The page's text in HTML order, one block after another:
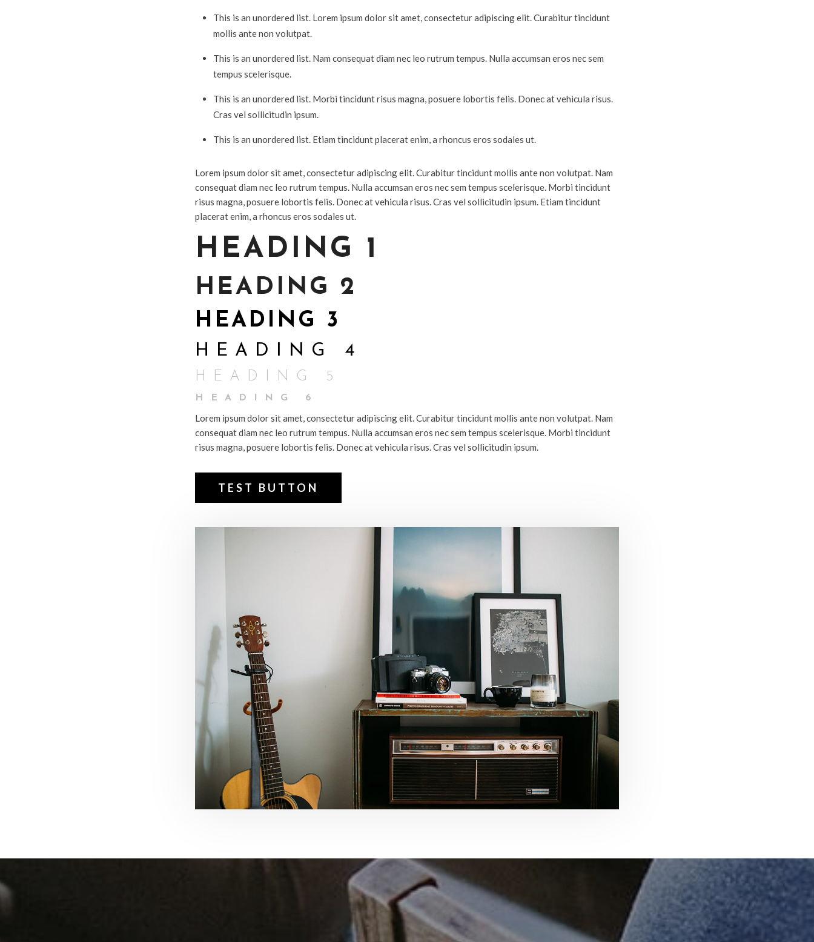
This is an unordered list. Lorem ipsum dolor sit amet, consectetur adipiscing elit. Curabitur tincidunt
mollis ante non volutpat.
This is an unordered list. Nam consequat diam nec leo rutrum tempus. Nulla accumsan eros nec sem
tempus scelerisque.
This is an unordered list. Morbi tincidunt risus magna, posuere lobortis felis. Donec at vehicula risus.
Cras vel sollicitudin ipsum.
This is an unordered list. Etiam tincidunt placerat enim, a rhoncus eros sodales ut.
Lorem ipsum dolor sit amet, consectetur adipiscing elit. Curabitur tincidunt mollis ante non volutpat. Nam
consequat diam nec leo rutrum tempus. Nulla accumsan eros nec sem tempus scelerisque. Morbi tincidunt
risus magna, posuere lobortis felis. Donec at vehicula risus. Cras vel sollicitudin ipsum. Etiam tincidunt
placerat enim, a rhoncus eros sodales ut.
HEADING 1
HEADING 2
HEADING 3
HEADING 4
HEADING 5
HEADING 6
Lorem ipsum dolor sit amet, consectetur adipiscing elit. Curabitur tincidunt mollis ante non volutpat. Nam
consequat diam nec leo rutrum tempus. Nulla accumsan eros nec sem tempus scelerisque. Morbi tincidunt
risus magna, posuere lobortis felis. Donec at vehicula risus. Cras vel sollicitudin ipsum.
TEST BUTTON